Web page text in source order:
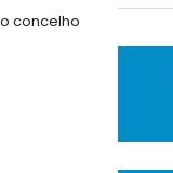
concelho